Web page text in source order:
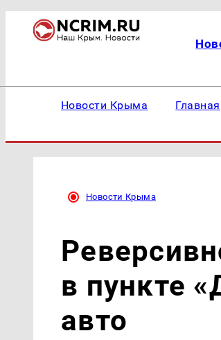
Новости Крыма Главная
Новости Крыма
в пункте
авто